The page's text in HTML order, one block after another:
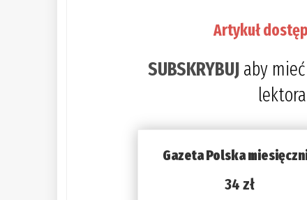
Artykuł
SUBSKRYBUJ aby
Gazeta Polska
34 zł